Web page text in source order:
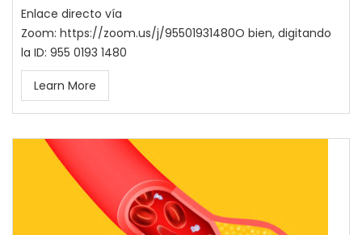
Enlace directo vía
Zoom: https://zoom.us/j/95501931480O bien, digitando
la ID: 955 0193 1480
Learn More